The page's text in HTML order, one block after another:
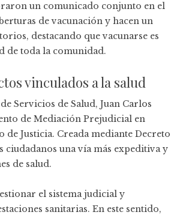
un comunicado conjunto en el
de vacunación y hacen un
destacando que vacunarse es
de toda la comunidad.
vinculados a la salud
Servicios de Salud, Juan Carlos
de Mediación Prejudicial en
Justicia. Creada mediante Decreto
ciudadanos una vía más expeditiva y
de salud.
el sistema judicial y
sanitarias. En este sentido,